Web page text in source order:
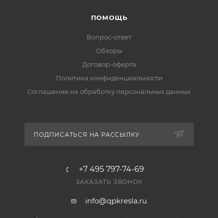
складе передаём заказ в транспортную компанию
за 2–5 рабочих дней. Подробнее — в разделе
Есть ли гарантия и возврат?
вернуть его можно по правилам магазина. Условия
ПОМОЩЬ
Вопрос-ответ
Обзоры
Договор-оферта
Политика конфиденциальности
Соглашение на обработку персональных данных
ПОДПИСАТЬСЯ НА РАССЫЛКУ
+7 495 797-74-69
ЗАКАЗАТЬ ЗВОНОК
info@qpkresla.ru